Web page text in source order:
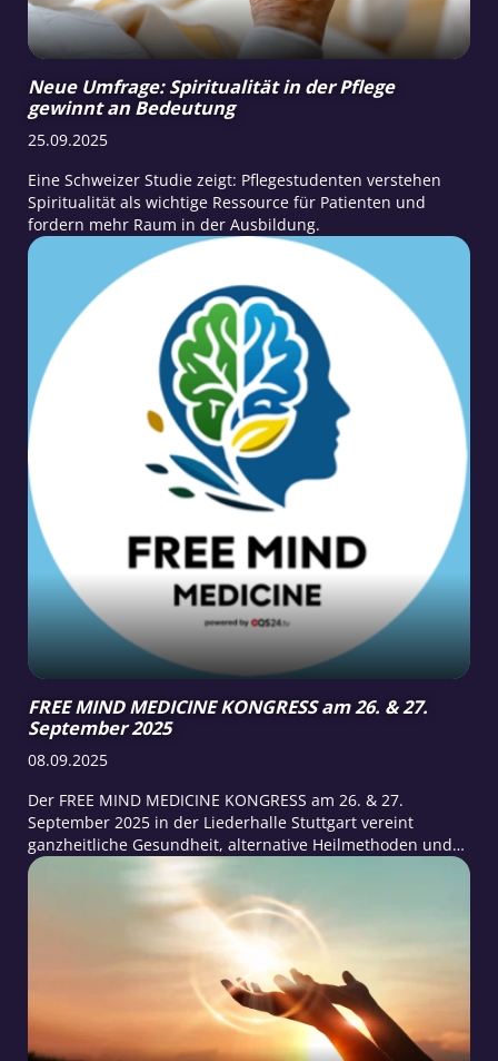
Neue Umfrage: Spiritualität in der Pflege
gewinnt an Bedeutung
25.09.2025
Eine Schweizer Studie zeigt: Pflegestudenten verstehen
Spiritualität als wichtige Ressource für Patienten und
fordern mehr Raum in der Ausbildung.
FREE MIND MEDICINE KONGRESS am 26. & 27.
September 2025
08.09.2025
Der FREE MIND MEDICINE KONGRESS am 26. & 27.
September 2025 in der Liederhalle Stuttgart vereint
ganzheitliche Gesundheit, alternative Heilmethoden und
neueste wissenschaftliche Erkenntnisse. 15 anerkannte
Experten – darunter Dr. Dietrich Klinghardt, Prof. Dr. Jörg
Spitz, Dr. Michael Nehls und…